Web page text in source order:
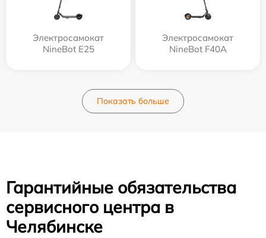
Электросамокат
NineBot E25
Электросамокат
NineBot F40A
Показать больше
Гарантийные обязательства
сервисного центра в
Челябинске